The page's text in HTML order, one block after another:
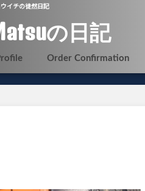
イチの徒然日記
の日記
Order Confirmation